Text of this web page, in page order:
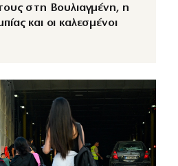
στη Βουλιαγμένη, η
και οι καλεσμένοι